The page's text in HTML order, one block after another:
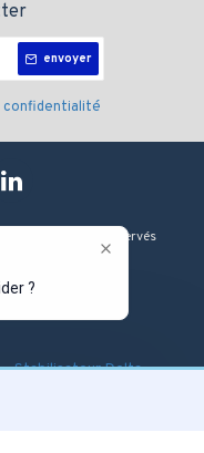
?
envoyer
confidentialité
les droits sont Réservés
Fortinet-
-Stabilisateur Delta-